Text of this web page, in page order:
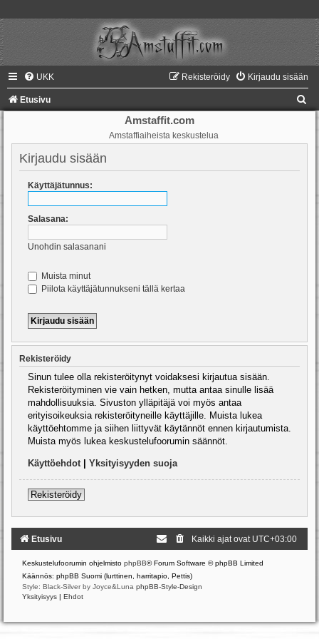
UKK Kirjaudu sisään
Rekisteröidy
Etusivu
Amstaffit.com
Amstaffiaiheista keskustelua
Kirjaudu sisään
Käyttäjätunnus:
Salasana:
Unohdin salasanani
Muista minut
Piilota käyttäjätunnukseni tällä kertaa
Rekisteröidy
Sinun tulee olla rekisteröitynyt voidaksesi kirjautua sisään.
Rekisteröityminen vie vain hetken, mutta antaa sinulle lisää
mahdollisuuksia. Sivuston ylläpitäjä voi myös antaa
erityisoikeuksia rekisteröityneille käyttäjille. Muista lukea
käyttöehtomme ja siihen liittyvät käytännöt ennen kirjautumista.
Muista myös lukea keskustelufoorumin säännöt.
Käyttöehdot Yksityisyyden suoja
Rekisteröidy
Etusivu Kaikki ajat ovat UTC+03:00
Keskustelufoorumin ohjelmisto phpBB® Forum Software © phpBB Limited
Käännös: phpBB Suomi (lurttinen, harritapio, Pettis)
Style: Black-Silver by Joyce&Luna phpBB-Style-Design
Yksityisyys | Ehdot